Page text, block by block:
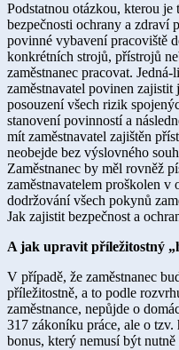
Podstatnou otázkou, kterou
bezpečnosti ochrany a zdraví
povinné vybavení pracoviště
konkrétních strojů, přístrojů
zaměstnanec pracovat.
zaměstnavatel povinen
posouzení všech rizik
stanovení povinností a
mít zaměstnavatel zajištěn
neobejde bez výslovného
Zaměstnanec by měl rovněž
zaměstnavatelem proškolen v
dodržování všech pokynů
Jak zajistit bezpečnost a
A jak upravit příležitostný
V případě, že zaměstnanec
příležitostně, a to podle
zaměstnance, nepůjde o
317 zákoníku práce, ale o
bonus, který nemusí být